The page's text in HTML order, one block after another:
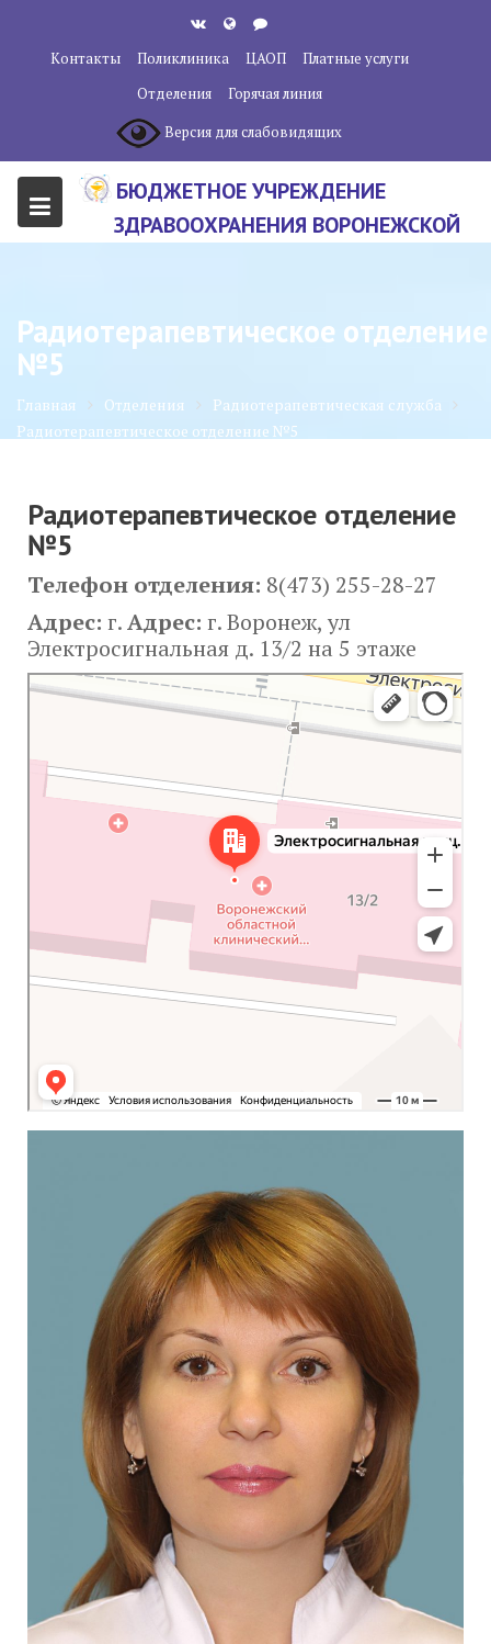
содержанию
Контакты Поликлиника ЦАОП
Платные услуги
Отделения
Горячая линия
Версия для слабовидящих
БЮДЖЕТНОЕ УЧРЕЖДЕНИЕ
ЗДРАВООХРАНЕНИЯ ВОРОНЕЖСКОЙ
КЛИНИЧЕСКИЙ ОНКОЛОГИЧЕСКИЙ
Радиотерапевтическое отделение
№5
Главная Отделения
Радиотерапевтическая служба
Радиотерапевтическое отделение №5
Радиотерапевтическое отделение
№5
Телефон отделения: 8(473) 255-28-27
Адрес: г.Адрес: г. Воронеж, ул
Электросигнальная д. 13/2 на 5 этаже
Воронеж
Электросигнальная улица, 13/2 — Яндекс Карты